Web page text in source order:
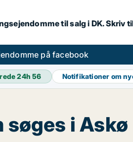
til salg i DK.
på facebook
24h56 Notifikationer om
i Askø